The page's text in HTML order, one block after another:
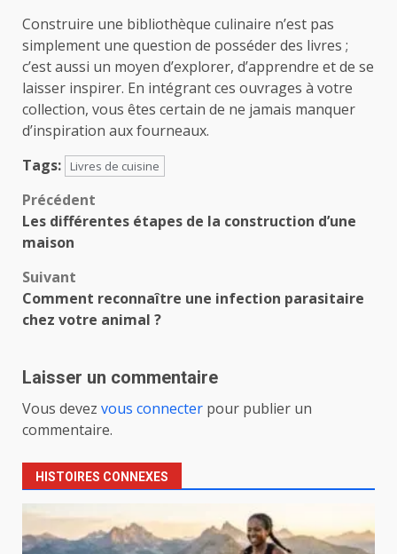
Construire une bibliothèque culinaire n’est pas
simplement une question de posséder des livres ;
c’est aussi un moyen d’explorer, d’apprendre et de se
laisser inspirer. En intégrant ces ouvrages à votre
collection, vous êtes certain de ne jamais manquer
d’inspiration aux fourneaux.
Tags:
Livres de cuisine
Navigation
d’article
Précédent
Les différentes étapes de la construction d’une
maison
Suivant
Comment reconnaître une infection parasitaire
chez votre animal ?
Laisser un commentaire
Vous devez vous connecter pour publier un
commentaire.
HISTOIRES CONNEXES